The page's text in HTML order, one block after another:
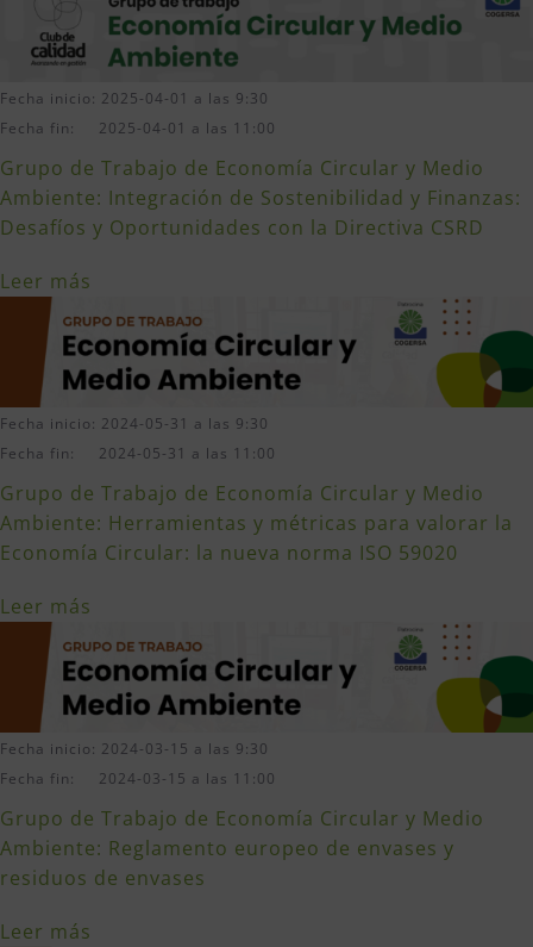
Fecha inicio: 2025-04-01 a las 9:30
Fecha fin: 2025-04-01 a las 11:00
Grupo de Trabajo de Economía Circular y Medio
Ambiente: Integración de Sostenibilidad y Finanzas:
Desafíos y Oportunidades con la Directiva CSRD
Leer más
Fecha inicio: 2024-05-31 a las 9:30
Fecha fin: 2024-05-31 a las 11:00
Grupo de Trabajo de Economía Circular y Medio
Ambiente: Herramientas y métricas para valorar la
Economía Circular: la nueva norma ISO 59020
Leer más
Fecha inicio: 2024-03-15 a las 9:30
Fecha fin: 2024-03-15 a las 11:00
Grupo de Trabajo de Economía Circular y Medio
Ambiente: Reglamento europeo de envases y
residuos de envases
Leer más